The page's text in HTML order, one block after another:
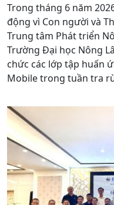
Trong tháng 6 năm
động vì Con người và
Trung tâm Phát triển
Trường Đại học Nông
chức các lớp tập huấn
Mobile trong tuần tra